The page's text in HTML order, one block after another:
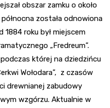
obszar zamku o około
została odnowiona
1884 roku był miejscem
„Fredreum”.
której na dziedzińcu
Wołodara”, z czasów
drewnianej zabudowy
wzgórzu. Aktualnie w